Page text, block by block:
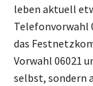
leben aktuell
Telefonvorwahl
das
Vorwahl 06021
selbst, sondern